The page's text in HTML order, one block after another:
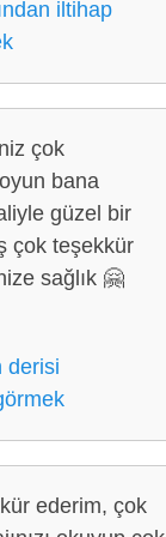
iltihap
çok
bana
güzel bir
çok teşekkür
sağlık 🤗
derisi
ederim, çok